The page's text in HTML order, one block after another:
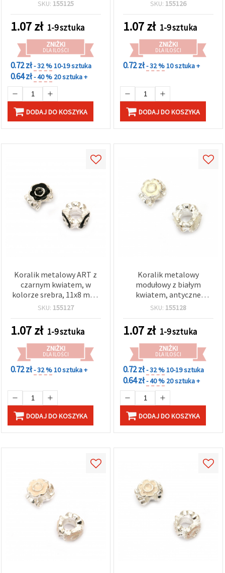
idealny do kreatywnych
projektów DIY i rękodzieła
SKU: 155125
1.07zł 1-9 sztuka
ZNIŻKI
DLA ILOŚCI
0.72 zł- 32 %10-19 sztuka
0.64 zł- 40 % 20 sztuka +
DODAJ DO KOSZYKA
SKU: 155126
1.07zł 1-9 sztuka
ZNIŻKI
DLA ILOŚCI
0.72 zł- 32 %10 sztuka +
DODAJ DO KOSZYKA
Koralik metalowy ART z
czarnym kwiatem, w
kolorze srebra, 11x8 mm,
otwór 5 mm
SKU: 155127
1.07zł 1-9 sztuka
ZNIŻKI
DLA ILOŚCI
0.72 zł- 32 %10 sztuka +
DODAJ DO KOSZYKA
Koralik metalowy
modułowy z białym
kwiatem, antyczne
srebro, 11x8 mm, otwór 5
SKU: 155128
1.07zł 1-9 sztuka
ZNIŻKI
DLA ILOŚCI
0.72 zł- 32 %10-19 sztuka
0.64 zł- 40 % 20 sztuka +
DODAJ DO KOSZYKA